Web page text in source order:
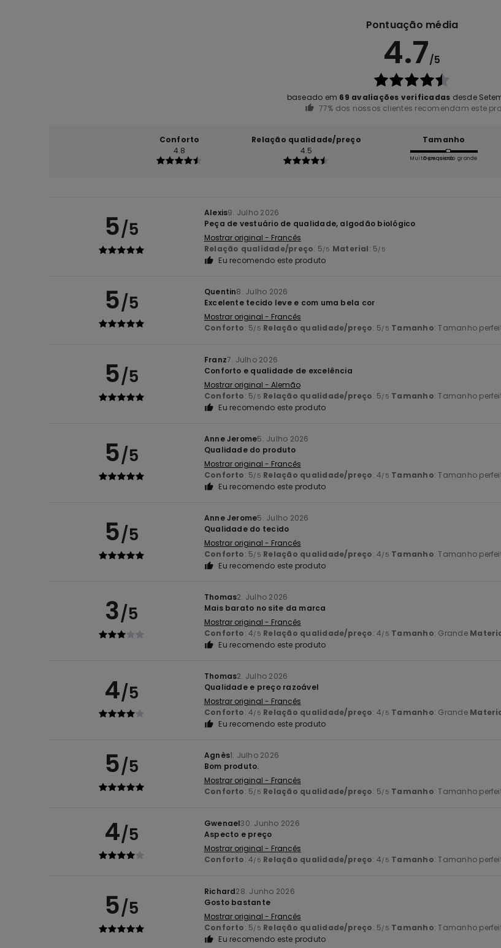
Pontuação média
4.7/5
baseado em 69 avaliações verificadas desde
77% dos nossos clientes recomendam este
Conforto
4.8
Relação qualidade/preço
4.5
Tamanho
Muito pequeno
Demasiado grande
5/5
Alexis9. Julho 2026
Peça de vestuário de qualidade, algodão biológico
Mostrar original - Francês
Relação qualidade/preço: 5/5 Material: 5/5
Eu recomendo este produto
5/5 Quentin8. Julho 2026
Excelente tecido leve e com uma bela cor
Mostrar original - Francês
Conforto: 5/5 Relação qualidade/preço: 5/5 Tamanho: Tamanho
5/5
Franz7. Julho 2026
Conforto e qualidade de excelência
Mostrar original - Alemão
Conforto: 5/5 Relação qualidade/preço: 5/5 Tamanho: Tamanho
Eu recomendo este produto
5/5
Anne Jerome5. Julho 2026
Qualidade do produto
Mostrar original - Francês
Conforto: 5/5 Relação qualidade/preço: 4/5 Tamanho: Tamanho
Eu recomendo este produto
5/5
Anne Jerome5. Julho 2026
Qualidade do tecido
Mostrar original - Francês
Conforto: 5/5 Relação qualidade/preço: 4/5 Tamanho: Tamanho
Eu recomendo este produto
3/5
Thomas2. Julho 2026
Mais barato no site da marca
Mostrar original - Francês
Conforto: 4/5 Relação qualidade/preço: 4/5 Tamanho: Grande
Eu recomendo este produto
4/5
Thomas2. Julho 2026
Qualidade e preço razoável
Mostrar original - Francês
Conforto: 4/5 Relação qualidade/preço: 4/5 Tamanho: Grande
Eu recomendo este produto
5/5 Agnès1. Julho 2026
Bom produto.
Mostrar original - Francês
Conforto: 5/5 Relação qualidade/preço: 5/5 Tamanho: Tamanho
4/5 Gwenael30. Junho 2026
Aspecto e preço
Mostrar original - Francês
Conforto: 4/5 Relação qualidade/preço: 4/5 Tamanho: Tamanho
5/5
Richard28. Junho 2026
Gosto bastante
Mostrar original - Francês
Conforto: 5/5 Relação qualidade/preço: 5/5 Tamanho: Tamanho
Eu recomendo este produto